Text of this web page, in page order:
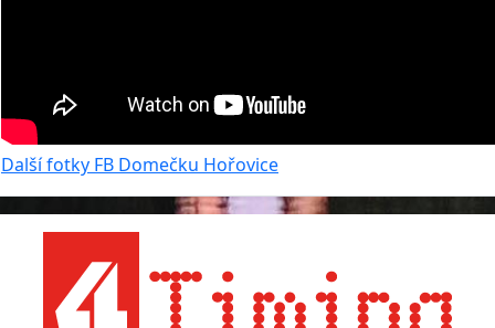
Další fotky FB Domečku Hořovice